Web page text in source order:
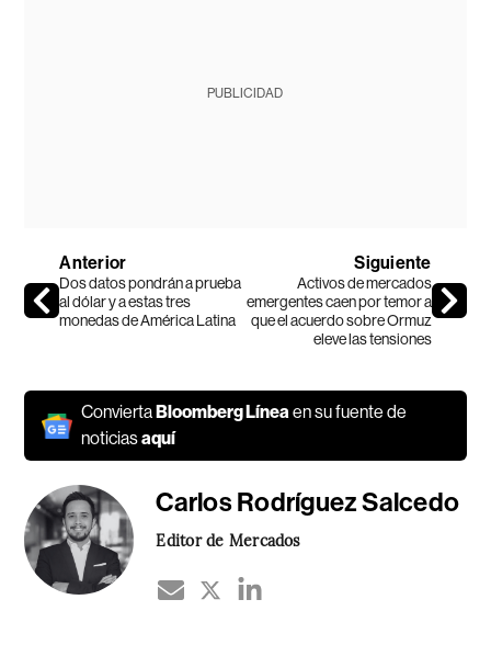
PUBLICIDAD
Anterior
Dos datos pondrán a prueba
al dólar y a estas tres
monedas de América Latina
Siguiente
Activos de mercados
emergentes caen por temor a
que el acuerdo sobre Ormuz
eleve las tensiones
Convierta Bloomberg Líneaen su fuente de
noticiasaquí
Carlos Rodríguez Salcedo
Editor de Mercados